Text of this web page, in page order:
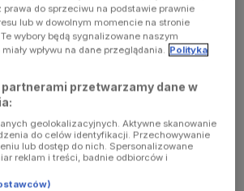
prawa do sprzeciwu na podstawie prawnie
lub w dowolnym momencie na stronie
wybory będą sygnalizowane naszym
wpływu na dane przeglądania. Polityka
przetwarzamy dane w
geolokalizacyjnych. Aktywne skanowanie
do celów identyfikacji. Przechowywanie
lub dostęp do nich. Spersonalizowane
reklam i treści, badnie odbiorców i